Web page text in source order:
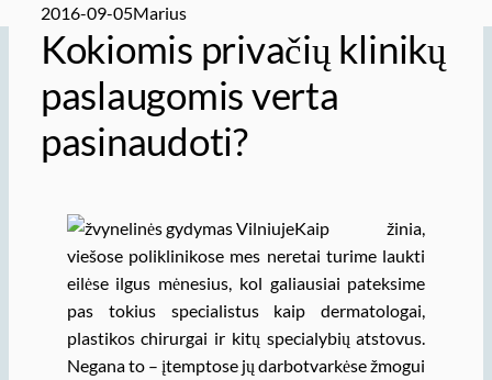
2016-09-05Marius
Kokiomis privačių klinikų
paslaugomis verta
pasinaudoti?
Kaip žinia,
viešose poliklinikose mes neretai turime laukti
eilėse ilgus mėnesius, kol galiausiai pateksime
pas tokius specialistus kaip dermatologai,
plastikos chirurgai ir kitų specialybių atstovus.
Negana to – įtemptose jų darbotvarkėse žmogui